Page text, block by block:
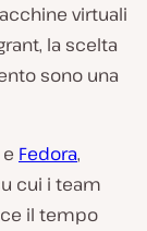
virtuali
la scelta
sono una
e Fedora,
cui i team
il tempo